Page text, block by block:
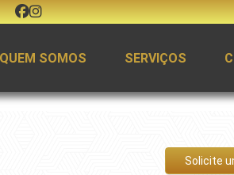
QUEM SOMOS SERVIÇOS
Solicite